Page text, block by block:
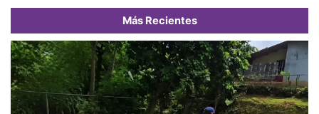
Más Recientes